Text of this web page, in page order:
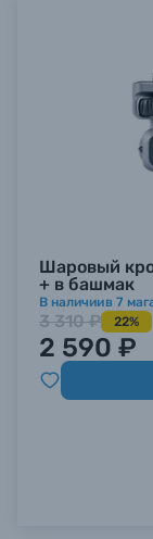
Шаровый
+ в башмак
В наличиив 7
3 310 ₽ 22%
2 590 ₽